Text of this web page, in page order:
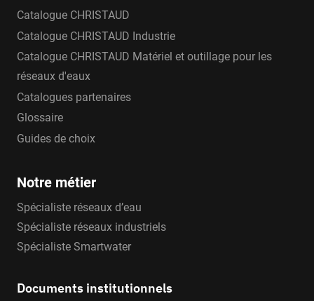
en laiton
Catalogue CHRISTAUD
Catalogue CHRISTAUD Industrie
Catalogue CHRISTAUD Matériel et outillage pour les
réseaux d'eaux
Catalogues partenaires
Glossaire
Guides de choix
Notre métier
Spécialiste réseaux d’eau
Spécialiste réseaux industriels
Spécialiste Smartwater
Documents institutionnels